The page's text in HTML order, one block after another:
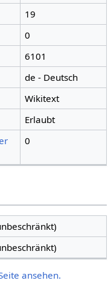
19
0
6101
de - Deutsch
Wikitext
Erlaubt
0
ansehen.